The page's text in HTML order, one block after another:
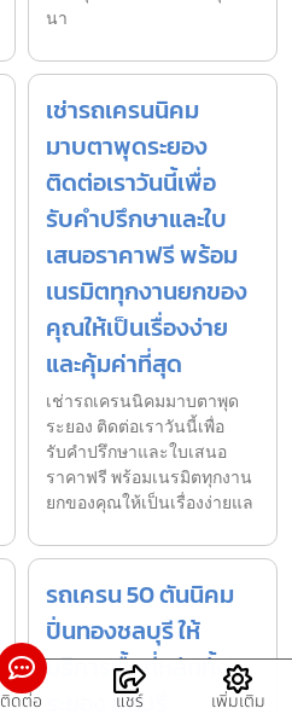
นา
เช่ารถเครนนิคม
มาบตาพุดระยอง
ติดต่อเราวันนี้เพื่อ
รับคำปรึกษาและใบ
เสนอราคาฟรี พร้อม
เนรมิตทุกงานยกของ
คุณให้เป็นเรื่องง่าย
และคุ้มค่าที่สุด
เช่ารถเครนนิคมมาบตาพุด
ระยอง ติดต่อเราวันนี้เพื่อ
รับคำปรึกษาและใบเสนอ
ราคาฟรี พร้อมเนรมิตทุกงาน
ยกของคุณให้เป็นเรื่องง่ายแล
รถเครน 50 ตันนิคม
ปิ่นทองชลบุรี ให้
บริการพื้นที่หลักทั้ง
ระยอง ชลบุรี
ติดต่อ แชร์ เพิ่มเติม